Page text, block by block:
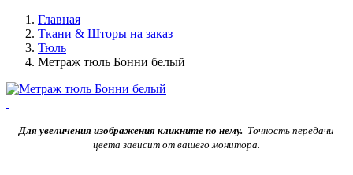
Главная
Ткани & Шторы на заказ
Тюль
Метраж тюль Бонни белый
Для увеличения изображения кликните по нему. Точность передачи
цвета зависит от вашего монитора.